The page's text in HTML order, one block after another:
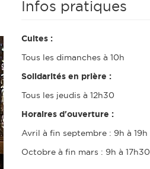
Infos pratiques
Cultes :
Tous les dimanches à 10h
Solidarités en prière :
Tous les jeudis à 12h30
Horaires d'ouverture :
Avril à fin septembre : 9h à 19h
Octobre à fin mars : 9h à 17h30